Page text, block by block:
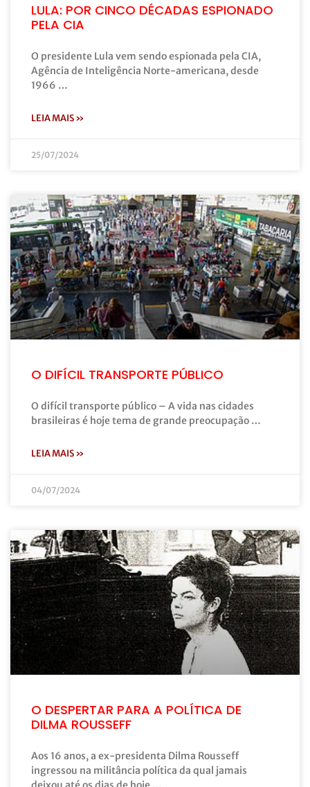
LULA: POR CINCO DÉCADAS ESPIONADO
PELA CIA
O presidente Lula vem sendo espionada pela CIA,
Agência de Inteligência Norte-americana, desde
1966 …
LEIA MAIS »
25/07/2024
O DIFÍCIL TRANSPORTE PÚBLICO
O difícil transporte público – A vida nas cidades
brasileiras é hoje tema de grande preocupação …
LEIA MAIS »
04/07/2024
O DESPERTAR PARA A POLÍTICA DE
DILMA ROUSSEFF
Aos 16 anos, a ex-presidenta Dilma Rousseff
ingressou na militância política da qual jamais